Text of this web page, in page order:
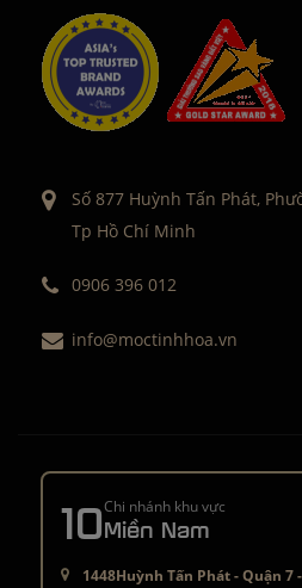
Số 877 Huỳnh Tấn Phát,
Tp Hồ Chí Minh
0906 396 012
info@moctinhhoa.vn
10Chi nhánh khu vực
Miền Nam
1448Huỳnh Tấn Phát - Quận 7